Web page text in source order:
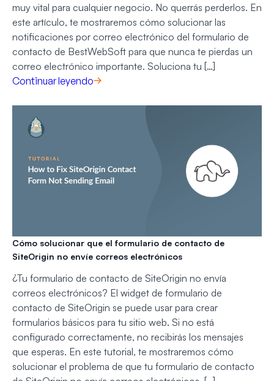
muy vital para cualquier negocio. No querrás perderlos. En
este artículo, te mostraremos cómo solucionar las
notificaciones por correo electrónico del formulario de
contacto de BestWebSoft para que nunca te pierdas un
correo electrónico importante. Soluciona tu […]
Continuar leyendo
Cómo solucionar que el formulario de contacto de
SiteOrigin no envíe correos electrónicos
¿Tu formulario de contacto de SiteOrigin no envía
correos electrónicos? El widget de formulario de
contacto de SiteOrigin se puede usar para crear
formularios básicos para tu sitio web. Si no está
configurado correctamente, no recibirás los mensajes
que esperas. En este tutorial, te mostraremos cómo
solucionar el problema de que tu formulario de contacto